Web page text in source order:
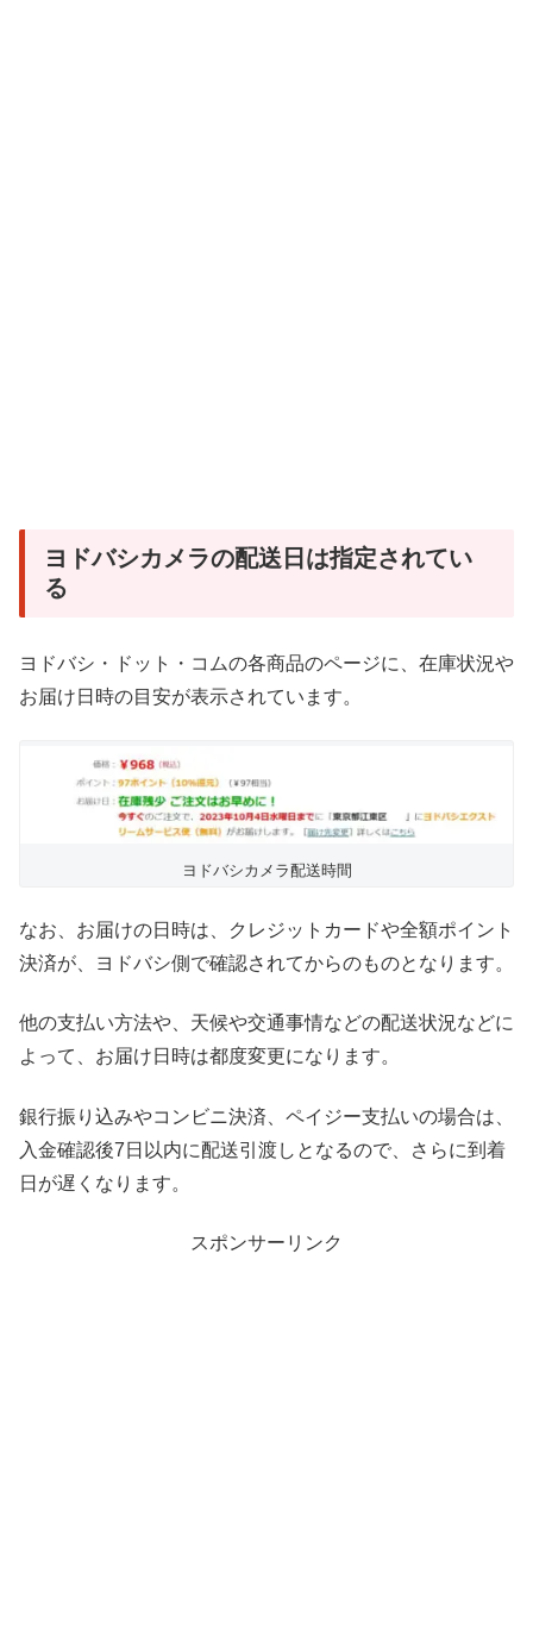
ヨドバシカメラの配送日は指定されてい
る
ヨドバシ・ドット・コムの各商品のページに、在庫状況や
お届け日時の目安が表示されています。
ヨドバシカメラ配送時間
なお、お届けの日時は、クレジットカードや全額ポイント
決済が、ヨドバシ側で確認されてからのものとなります。
他の支払い方法や、天候や交通事情などの配送状況などに
よって、お届け日時は都度変更になります。
銀行振り込みやコンビニ決済、ペイジー支払いの場合は、
入金確認後7日以内に配送引渡しとなるので、さらに到着
日が遅くなります。
スポンサーリンク